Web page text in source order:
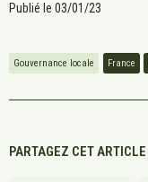
Publié le 03/01/23
Gouvernance locale France
PARTAGEZ CET ARTICLE